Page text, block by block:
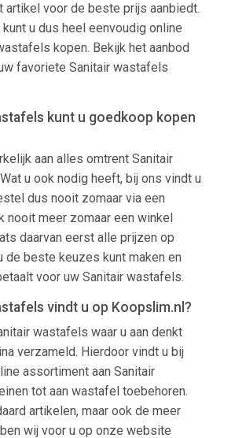
artikel voor de beste prijs aanbiedt.
u dus heel eenvoudig online
kopen. Bekijk het aanbod
favoriete Sanitair wastafels
kunt u goedkoop kopen
aan alles omtrent Sanitair
u ook nodig heeft, bij ons vindt u
dus nooit zomaar via een
meer zomaar een winkel
daarvan eerst alle prijzen op
de beste keuzes kunt maken en
voor uw Sanitair wastafels.
vindt u op Koopslim.nl?
wastafels waar u aan denkt
verzameld. Hierdoor vindt u bij
assortiment aan Sanitair
tot aan wastafel toebehoren.
artikelen, maar ook de meer
wij voor u op onze website